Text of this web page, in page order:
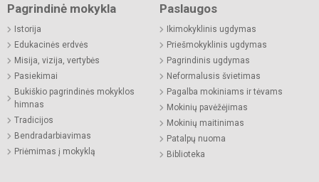
Pagrindinė mokykla
Istorija
Edukacinės erdvės
Misija, vizija, vertybės
Pasiekimai
Bukiškio pagrindinės mokyklos
himnas
Tradicijos
Bendradarbiavimas
Priėmimas į mokyklą
Paslaugos
Ikimokyklinis ugdymas
Priešmokyklinis ugdymas
Pagrindinis ugdymas
Neformalusis švietimas
Pagalba mokiniams ir tėvams
Mokinių pavėžėjimas
Mokinių maitinimas
Patalpų nuoma
Biblioteka